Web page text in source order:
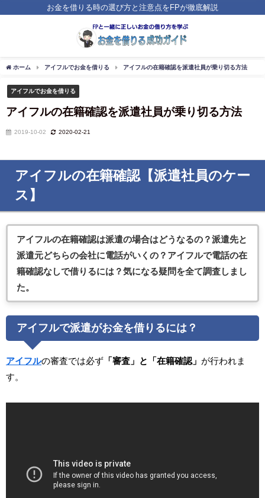
お金を借りる時の選び方と注意点をFPが徹底解説
ホーム アイフルでお金を借りる アイフルの在籍確認を派遣社員が乗り切る方法
アイフルでお金を借りる
アイフルの在籍確認を派遣社員が乗り切る方法
2019-10-02 2020-02-21
アイフルの在籍確認【派遣社員のケー
ス】
アイフルの在籍確認は派遣の場合はどうなるの？派遣先と
派遣元どちらの会社に電話がいくの？アイフルで電話の在
籍確認なしで借りるには？気になる疑問を全て調査しまし
た。
アイフルで派遣がお金を借りるには？
アイフルの審査では必ず 「審査」と「在籍確認」 が行われま
す。